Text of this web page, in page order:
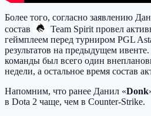
Более того, согласно заявлению
состав
Team Spiritпровел
геймплеем перед турниром PGL
результатов на предыдущем
команды был всего один
недели, а остальное время состав
Напомним, что ранее Данил «Donk
в Dota 2 чаще, чем в Counter-Strike.